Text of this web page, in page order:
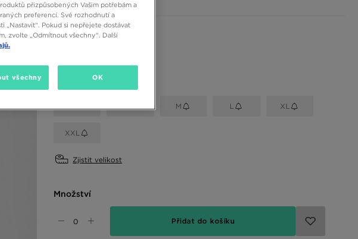
Dostupné barvy
Vyberte velikost
M L XL
XXL
Zjistit velikost
Množství
Přidat do košíku
přizpůsobených Vašim potřebám a
preferencí. Své rozhodnutí a
Pokud si nepřejete dostávat
zvolte „Odmítnout všechny“. Další
všechny OK